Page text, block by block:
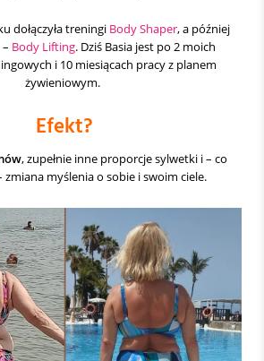
dołączyła treningi Body Shaper, a później
Body Lifting. Dziś Basia jest po 2 moich
i 10 miesiącach pracy z planem
żywieniowym.
Efekt?
, zupełnie inne proporcje sylwetki i – co
zmiana myślenia o sobie i swoim ciele.